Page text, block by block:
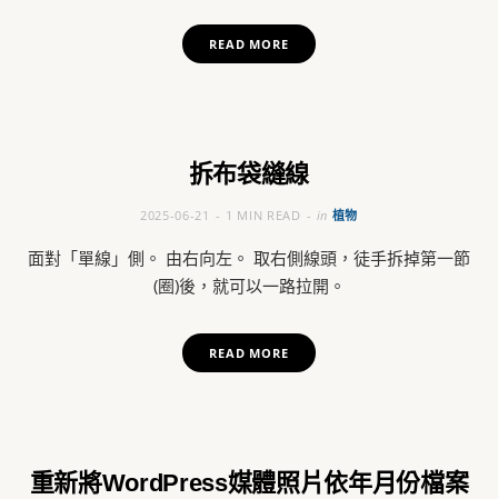
READ MORE
拆布袋縫線
2025-06-21 1 MIN READ in 植物
面對「單線」側。 由右向左。 取右側線頭，徒手拆掉第一節
(圈)後，就可以一路拉開。
READ MORE
重新將WordPress媒體照片依年月份檔案